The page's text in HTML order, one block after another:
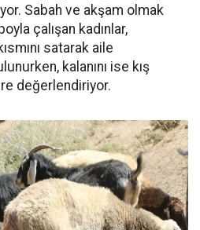
Sabah ve akşam olmak
çalışan kadınlar,
satarak aile
kalanını ise kış
değerlendiriyor.